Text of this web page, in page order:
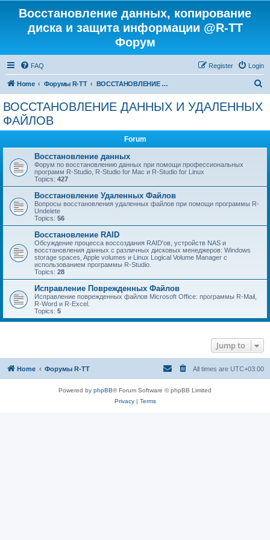
Восстановление данных, копирование
диска и защита информации @R-TT
Форум
FAQ Login
Register
Home Форумы R-TT ВОССТАНОВЛЕНИЕ ДАННЫХ И УДАЛЕННЫХ ФАЙЛОВ
ВОССТАНОВЛЕНИЕ ДАННЫХ И УДАЛЕННЫХ
ФАЙЛОВ
Forum
Восстановление данных
Форум по восстановлению данных при помощи профессиональных
программ R-Studio, R-Studio for Mac и R-Studio for Linux
Topics: 427
Восстановление Удаленных Файлов
Вопросы восстановления удаленных файлов при помощи программы R-
Undelete
Topics: 56
Восстановление RAID
Обсуждение процесса воссоздания RAID'ов, устройств NAS и
восстановления данных с различных дисковых менеджеров: Windows
storage spaces, Apple volumes и Linux Logical Volume Manager с
использованием программы R-Studio.
Topics: 28
Исправление Поврежденных Файлов
Исправление поврежденных файлов Microsoft Office: программы R-Mail,
R-Word и R-Excel.
Topics: 5
Jump to
Home Форумы R-TT All times are UTC+03:00
Powered by phpBB® Forum Software © phpBB Limited
Privacy| Terms